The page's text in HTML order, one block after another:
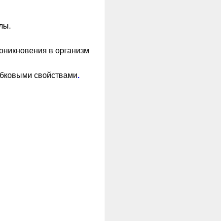
в организм
свойствами.